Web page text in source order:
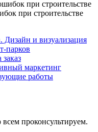
при строительстве
Дизайн и визуализация
парков
маркетинг
работы
проконсультируем.